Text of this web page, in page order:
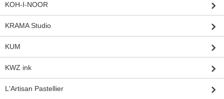
KOH-I-NOOR
KRAMA Studio
KUM
KWZ ink
L'Artisan Pastellier